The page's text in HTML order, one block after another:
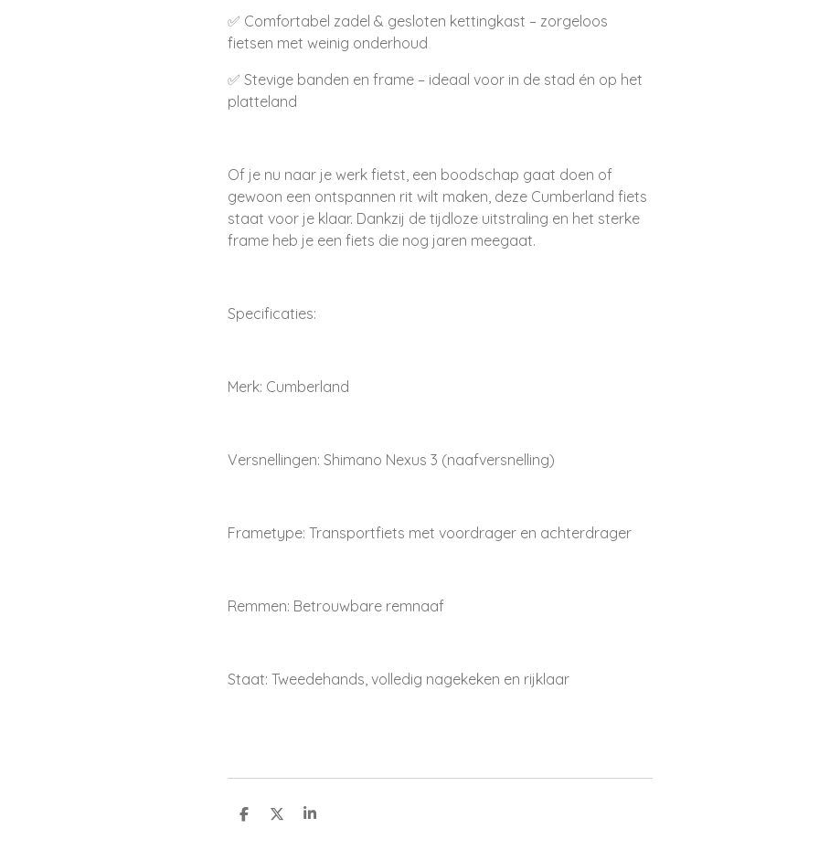
✅ Comfortabel zadel & gesloten kettingkast – zorgeloos
fietsen met weinig onderhoud
✅ Stevige banden en frame – ideaal voor in de stad én op het
platteland
Of je nu naar je werk fietst, een boodschap gaat doen of
gewoon een ontspannen rit wilt maken, deze Cumberland fiets
staat voor je klaar. Dankzij de tijdloze uitstraling en het sterke
frame heb je een fiets die nog jaren meegaat.
Specificaties:
Merk: Cumberland
Versnellingen: Shimano Nexus 3 (naafversnelling)
Frametype: Transportfiets met voordrager en achterdrager
Remmen: Betrouwbare remnaaf
Staat: Tweedehands, volledig nagekeken en rijklaar
D
D
S